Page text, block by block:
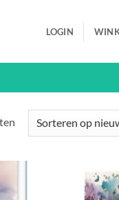
LOGIN
Gesorteerd